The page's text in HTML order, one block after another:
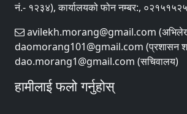
नं.- १२३४), कार्यालयको फोन नम्बर:,
avilekh.morang@gmail.com
daomorang101@gmail.com (प्रशासन
dao.morang1@gmail.com (सचिवालय)
हामीलाई फलो गर्नुहोस्